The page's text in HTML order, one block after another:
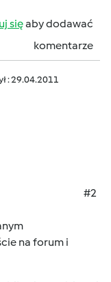
sięaby dodawać
komentarze
: 29.04.2011
#2
na forum i